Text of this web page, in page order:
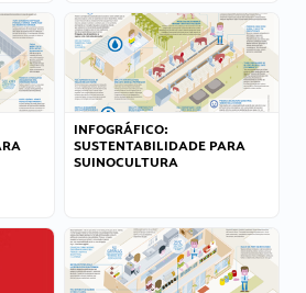
INFOGRÁFICO:
SUSTENTABILIDADE PARA
SUINOCULTURA